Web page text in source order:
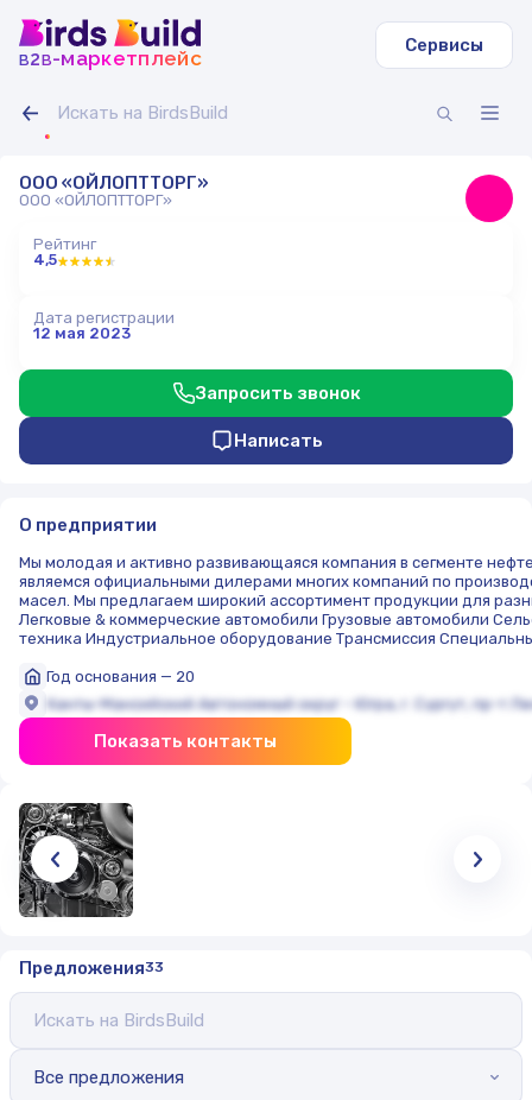
b2b-маркетплейс
Сервисы
ООО «ОЙЛОПТТОРГ»
ООО «ОЙЛОПТТОРГ»
Запросить звонок
Написать
Рейтинг
4,5
Дата регистрации
12 мая 2023
О предприятии
Мы молодая и активно развивающаяся компания в сегменте
являемся официальными дилерами многих компаний по
масел. Мы предлагаем широкий ассортимент продукции для
Легковые & коммерческие автомобили Грузовые автомобили
техника Индустриальное оборудование Трансмиссия
Год основания — 20
Ханты-Мансийский Автономный округ – Югра, г. Сургут, пр-т
Показать контакты
Предложения33
Все предложения